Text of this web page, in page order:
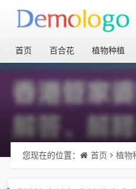
首页 百合花 植物种植
您现在的位置： 首页 植物